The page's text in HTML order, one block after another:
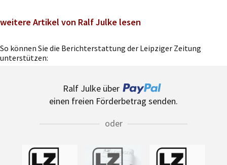
weitere Artikel von Ralf Julke lesen
So können Sie die Berichterstattung der Leipziger Zeitung
unterstützen:
Ralf Julke über
einen freien Förderbetrag senden.
oder